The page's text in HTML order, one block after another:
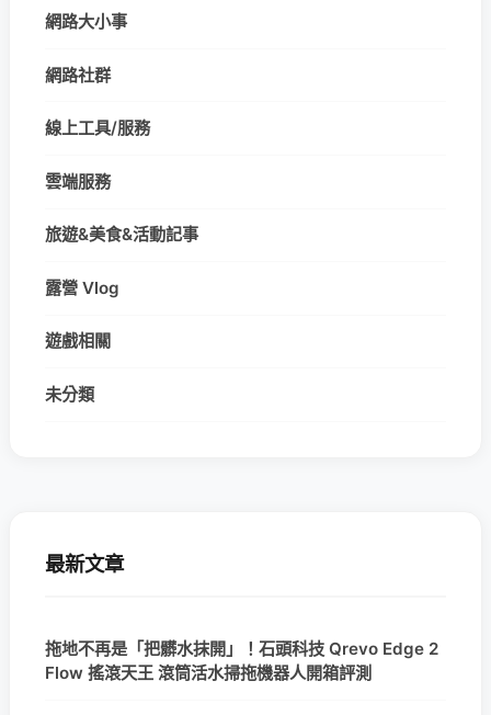
網路大小事
網路社群
線上工具/服務
雲端服務
旅遊&美食&活動記事
露營 Vlog
遊戲相關
未分類
最新文章
拖地不再是「把髒水抹開」！石頭科技 Qrevo Edge 2
Flow 搖滾天王 滾筒活水掃拖機器人開箱評測